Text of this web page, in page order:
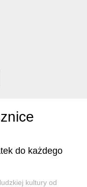
do każdego
kultury od